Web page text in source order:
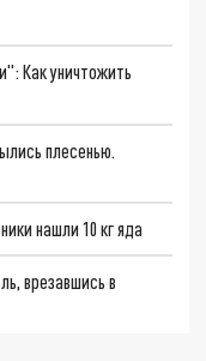
Как уничтожить
плесенью.
нашли 10 кг яда
врезавшись в